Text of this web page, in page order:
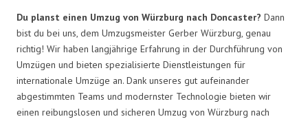
Du planst einen Umzug von Würzburg nach Doncaster? Dann
bist du bei uns, dem Umzugsmeister Gerber Würzburg, genau
richtig! Wir haben langjährige Erfahrung in der Durchführung von
Umzügen und bieten spezialisierte Dienstleistungen für
internationale Umzüge an. Dank unseres gut aufeinander
abgestimmten Teams und modernster Technologie bieten wir
einen reibungslosen und sicheren Umzug von Würzburg nach